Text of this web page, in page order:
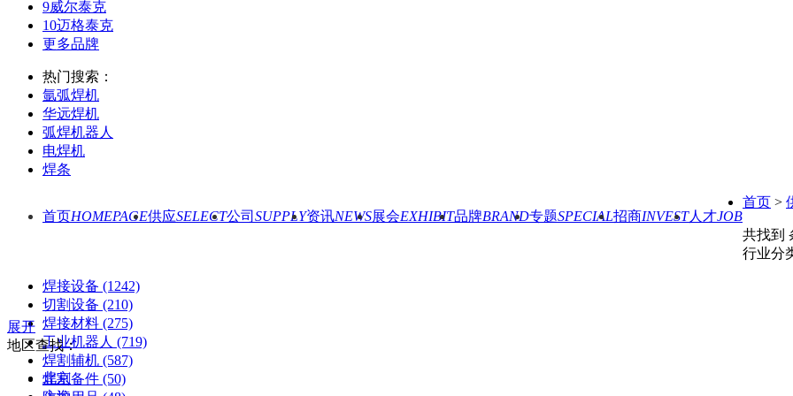
9威尔泰克
10迈格泰克
更多品牌
热门搜索：
氩弧焊机
华远焊机
弧焊机器人
电焊机
焊条
首页HOMEPAGE供应SELECT公司 SUPPLY资讯NEWS展会EXHIBIT品牌BRAND专题SPECIAL招商INVEST人才JOB
首页 >
共找到
行业分
焊接设备 (1242)
切割设备 (210)
焊接材料 (275)
工业机器人 (719)
焊割辅机 (587)
焊割备件 (50)
展开
地区查找：
北京